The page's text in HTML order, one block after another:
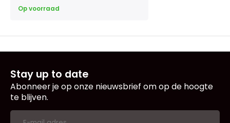
Op voorraad
Stay up to date
Abonneer je op onze nieuwsbrief om op de hoogte
te blijven.